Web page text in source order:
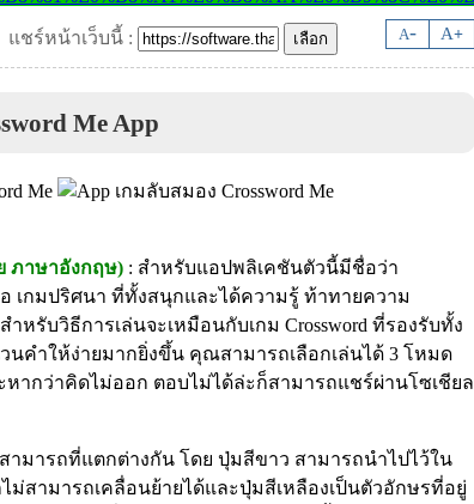
A- A+
แชร์หน้าเว็บนี้ :
Me App
ภาษาอังกฤษ) : สำหรับแอปพลิเคชันตัวนี้มีชื่อว่า
เกมปริศนา ที่ทั้งสนุกและได้ความรู้ ท้าทายความ
ำหรับวิธีการเล่นจะเหมือนกับเกม Crossword ที่รองรับทั้ง
คำให้ง่ายมากยิ่งขึ้น คุณสามารถเลือกเล่นได้ 3 โหมด
ากว่าคิดไม่ออก ตอบไม่ได้ล่ะก็สามารถแชร์ผ่านโซเชียล
ามารถที่แตกต่างกัน โดย ปุ่มสีขาว สามารถนำไปไว้ใน
สามารถเคลื่อนย้ายได้และปุ่มสีเหลืองเป็นตัวอักษรที่อยู่